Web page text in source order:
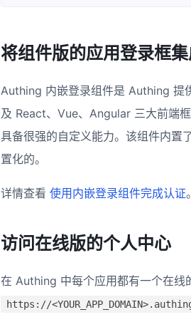
将组件版的应用登录框
Authing 内嵌登录组件是 Authing 提
及 React、Vue、Angular 三大前端
具备很强的自定义能力。该组件内置
置化的。
详情查看 使用内嵌登录组件完成认证。
访问在线版的个人中心
在 Authing 中每个应用都有一个在线
https://